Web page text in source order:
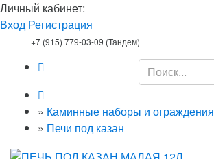
Личный кабинет:
Вход Регистрация
+7 (915) 779-03-09 (Тандем)
» Каминные наборы и ограждения
» Печи под казан